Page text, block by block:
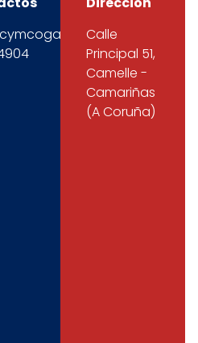
Calle
Principal 51,
Camelle -
Camariñas
(A Coruña)